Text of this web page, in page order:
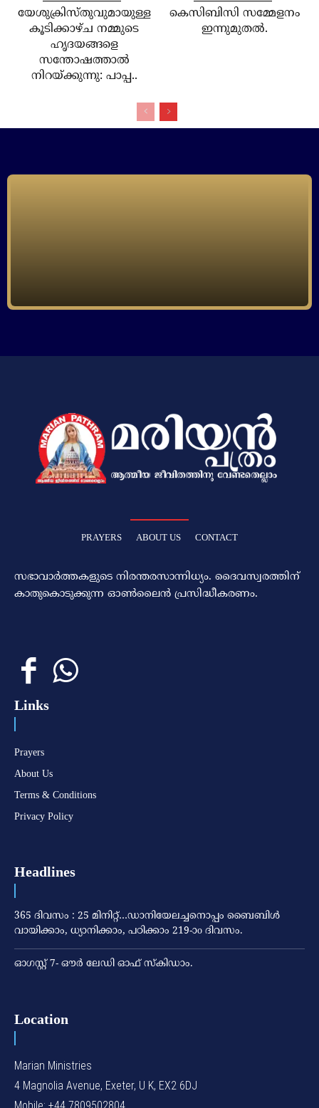
യേശുക്രിസ്തുവുമായുള്ള
കൂടിക്കാഴ്ച നമ്മുടെ
ഹൃദയങ്ങളെ
സന്തോഷത്താല്‍
നിറയ്ക്കുന്നു: പാപ്പ..
കെസിബിസി സമ്മേളനം
ഇന്നുമുതല്‍.
PRAYERS ABOUT US CONTACT
സഭാവാര്‍ത്തകളുടെ നിരന്തരസാന്നിധ്യം. ദൈവസ്വരത്തിന്‌
കാതുകൊടുക്കുന്ന ഓണ്‍ലൈന്‍ പ്രസിദ്ധീകരണം.
Links
Prayers
About Us
Terms & Conditions
Privacy Policy
Headlines
365 ദിവസം : 25 മിനിറ്റ്…ഡാനിയേലച്ചനൊപ്പം ബൈബിൾ
വായിക്കാം, ധ്യാനിക്കാം, പഠിക്കാം 219-ാo ദിവസം.
ഓഗസ്റ്റ് 7- ഔര്‍ ലേഡി ഓഫ് സ്‌കിഡാം.
Location
Marian Ministries
4 Magnolia Avenue, Exeter, U K, EX2 6DJ